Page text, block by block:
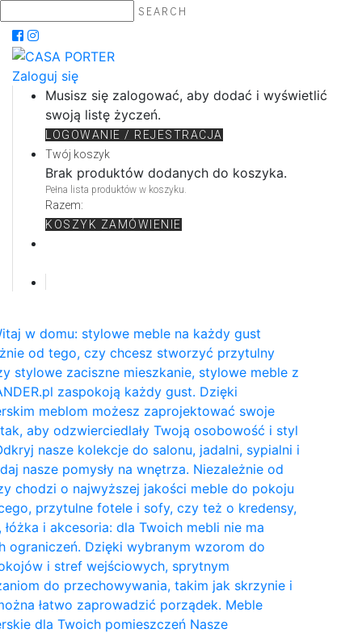
SEARCH
Zaloguj się
Musisz się zalogować, aby dodać i wyświetlić
swoją listę życzeń.
LOGOWANIE / REJESTRACJA
Twój koszyk
Brak produktów dodanych do koszyka.
Pełna lista produktów w koszyku.
Razem:
KOSZYK ZAMÓWIENIE
w domu: stylowe meble na każdy gust
od tego, czy chcesz stworzyć przytulny
stylowe zaciszne mieszkanie, stylowe meble z
zaspokoją każdy gust. Dzięki
meblom możesz zaprojektować swoje
aby odzwierciedlały Twoją osobowość i styl
nasze kolekcje do salonu, jadalni, sypialni i
nasze pomysły na wnętrza. Niezależnie od
chodzi o najwyższej jakości meble do pokoju
przytulne fotele i sofy, czy też o kredensy,
i akcesoria: dla Twoich mebli nie ma
ograniczeń. Dzięki wybranym wzorom do
i stref wejściowych, sprytnym
do przechowywania, takim jak skrzynie i
łatwo zaprowadzić porządek. Meble
dla Twoich pomieszczeń Nasze